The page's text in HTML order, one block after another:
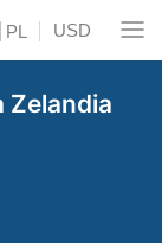
PL USD
Zelandia